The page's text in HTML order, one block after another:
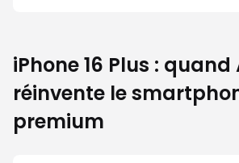
iPhone 16 Plus :
réinvente le
premium